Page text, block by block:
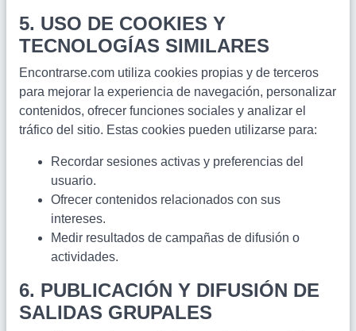
5. USO DE COOKIES Y
TECNOLOGÍAS SIMILARES
Encontrarse.com utiliza cookies propias y de terceros
para mejorar la experiencia de navegación, personalizar
contenidos, ofrecer funciones sociales y analizar el
tráfico del sitio. Estas cookies pueden utilizarse para:
Recordar sesiones activas y preferencias del
usuario.
Ofrecer contenidos relacionados con sus
intereses.
Medir resultados de campañas de difusión o
actividades.
6. PUBLICACIÓN Y DIFUSIÓN DE
SALIDAS GRUPALES